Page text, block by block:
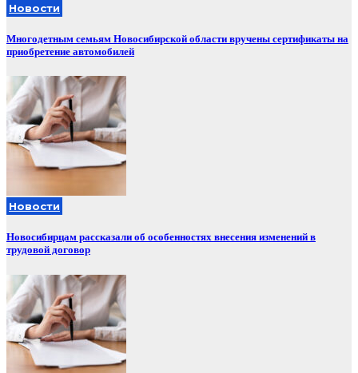
Новости
Многодетным семьям Новосибирской области вручены сертификаты на
приобретение автомобилей
Новости
Новосибирцам рассказали об особенностях внесения изменений в
трудовой договор